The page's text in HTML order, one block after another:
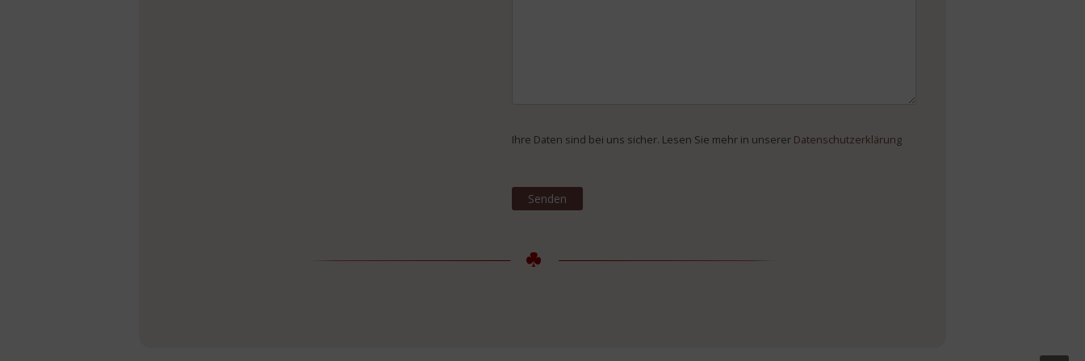
Ihre Daten sind bei uns sicher. Lesen Sie mehr in unserer Datenschutzerklärung